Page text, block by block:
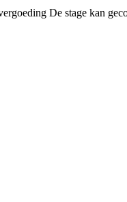
De stage kan